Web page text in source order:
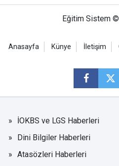
Eğitim Sistem
Anasayfa Künye İletişim
İOKBS ve LGS Haberleri
Dini Bilgiler Haberleri
Atasözleri Haberleri